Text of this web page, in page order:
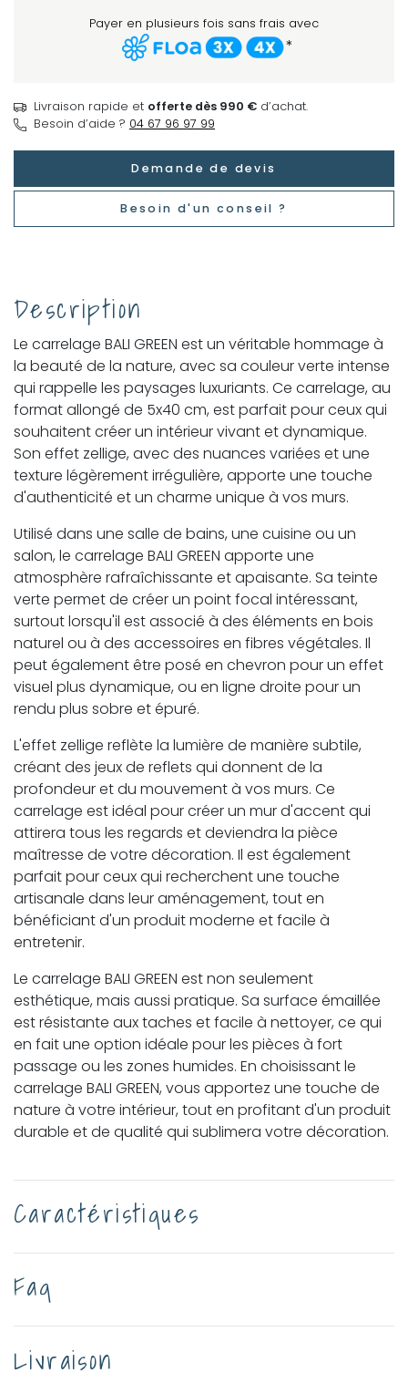
Payer en plusieurs fois sans frais avec
*
Livraison rapide et offerte dès 990 € d’achat.
Besoin d’aide ? 04 67 96 97 99
Demande de devis
Besoin d'un conseil ?
Description
Le carrelage BALI GREEN est un véritable hommage à
la beauté de la nature, avec sa couleur verte intense
qui rappelle les paysages luxuriants. Ce carrelage, au
format allongé de 5x40 cm, est parfait pour ceux qui
souhaitent créer un intérieur vivant et dynamique.
Son effet zellige, avec des nuances variées et une
texture légèrement irrégulière, apporte une touche
d'authenticité et un charme unique à vos murs.
Utilisé dans une salle de bains, une cuisine ou un
salon, le carrelage BALI GREEN apporte une
atmosphère rafraîchissante et apaisante. Sa teinte
verte permet de créer un point focal intéressant,
surtout lorsqu'il est associé à des éléments en bois
naturel ou à des accessoires en fibres végétales. Il
peut également être posé en chevron pour un effet
visuel plus dynamique, ou en ligne droite pour un
rendu plus sobre et épuré.
L'effet zellige reflète la lumière de manière subtile,
créant des jeux de reflets qui donnent de la
profondeur et du mouvement à vos murs. Ce
carrelage est idéal pour créer un mur d'accent qui
attirera tous les regards et deviendra la pièce
maîtresse de votre décoration. Il est également
parfait pour ceux qui recherchent une touche
artisanale dans leur aménagement, tout en
bénéficiant d'un produit moderne et facile à
entretenir.
Le carrelage BALI GREEN est non seulement
esthétique, mais aussi pratique. Sa surface émaillée
est résistante aux taches et facile à nettoyer, ce qui
en fait une option idéale pour les pièces à fort
passage ou les zones humides. En choisissant le
carrelage BALI GREEN, vous apportez une touche de
nature à votre intérieur, tout en profitant d'un produit
durable et de qualité qui sublimera votre décoration.
Caractéristiques
Faq
Livraison